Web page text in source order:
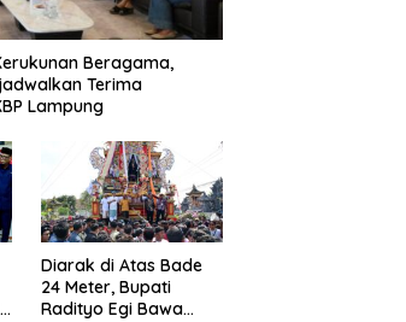
Beragama,
Terima
Lampung
Diarak di Atas Bade
24 Meter, Bupati
Radityo Egi Bawa